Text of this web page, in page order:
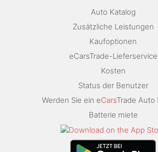
Auto Katalog
Zusätzliche Leistungen
Kaufoptionen
eCarsTrade-Lieferservice
Kosten
Status der Benutzer
Werden Sie ein eCarsTrade Auto
Batterie miete